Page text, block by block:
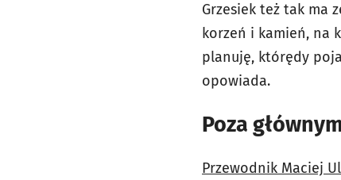
Grzesiek też tak ma
korzeń i kamień, na
planuję, którędy
opowiada.
Poza
Przewodnik Maciej